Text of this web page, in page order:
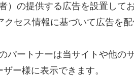
）の提供する広告を設置して
セス情報に基づいて広告を配
パートナーは当サイトや他の
ー様に表示できます。